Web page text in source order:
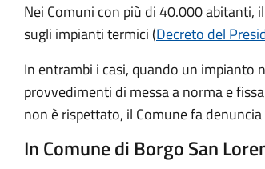
Nei Comuni con più di 40.000 abitanti,
sugli impianti termici (Decreto del
In entrambi i casi, quando un impianto
provvedimenti di messa a norma e
non è rispettato, il Comune fa
In Comune di Borgo San